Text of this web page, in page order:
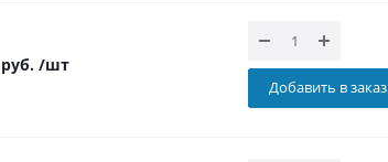
руб. /шт
Добавить в заказ